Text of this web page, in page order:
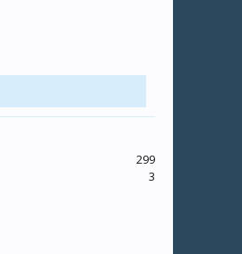
299
3